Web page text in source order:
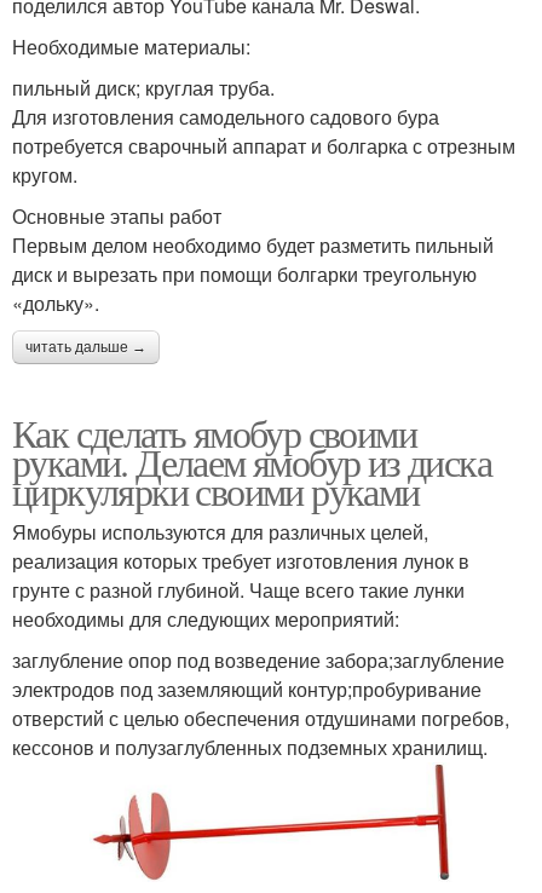
Бур из дрели
Необходимые материалы:
пильный диск; круглая труба.
Для изготовления самодельного садового бура
потребуется сварочный аппарат и болгарка с отрезным
кругом.
Основные этапы работ
Первым делом необходимо будет разметить пильный
диск и вырезать при помощи болгарки треугольную
«дольку».
читать дальше →
Как сделать ямобур своими
руками. Делаем ямобур из диска
циркулярки своими руками
Ямобуры используются для различных целей,
реализация которых требует изготовления лунок в
грунте с разной глубиной. Чаще всего такие лунки
необходимы для следующих мероприятий:
заглубление опор под возведение забора;заглубление
электродов под заземляющий контур;пробуривание
отверстий с целью обеспечения отдушинами погребов,
кессонов и полузаглубленных подземных хранилищ.